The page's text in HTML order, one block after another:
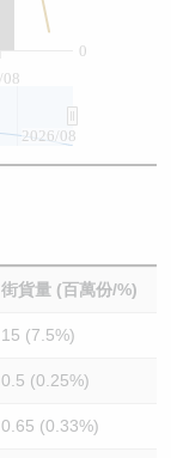
08
0
2026/08
街貨量 (百萬份/%)
15 (7.5%)
0.5 (0.25%)
0.65 (0.33%)